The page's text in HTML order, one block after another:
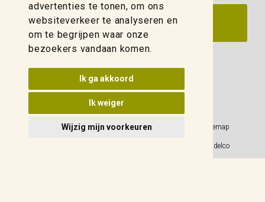
advertenties te tonen, om ons
websiteverkeer te analyseren en
om te begrijpen waar onze
bezoekers vandaan komen.
Ik ga akkoord
Ik weiger
Wijzig mijn voorkeuren
Update cookies voorkeuren
Privacy Policy Sitemap
© 2026 Weidelco